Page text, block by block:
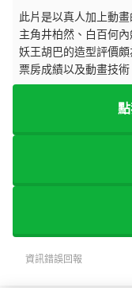
此片是以真人加上動
主角井柏然、白百何
妖王胡巴的造型評價
票房成績以及動畫技
資訊錯誤回報